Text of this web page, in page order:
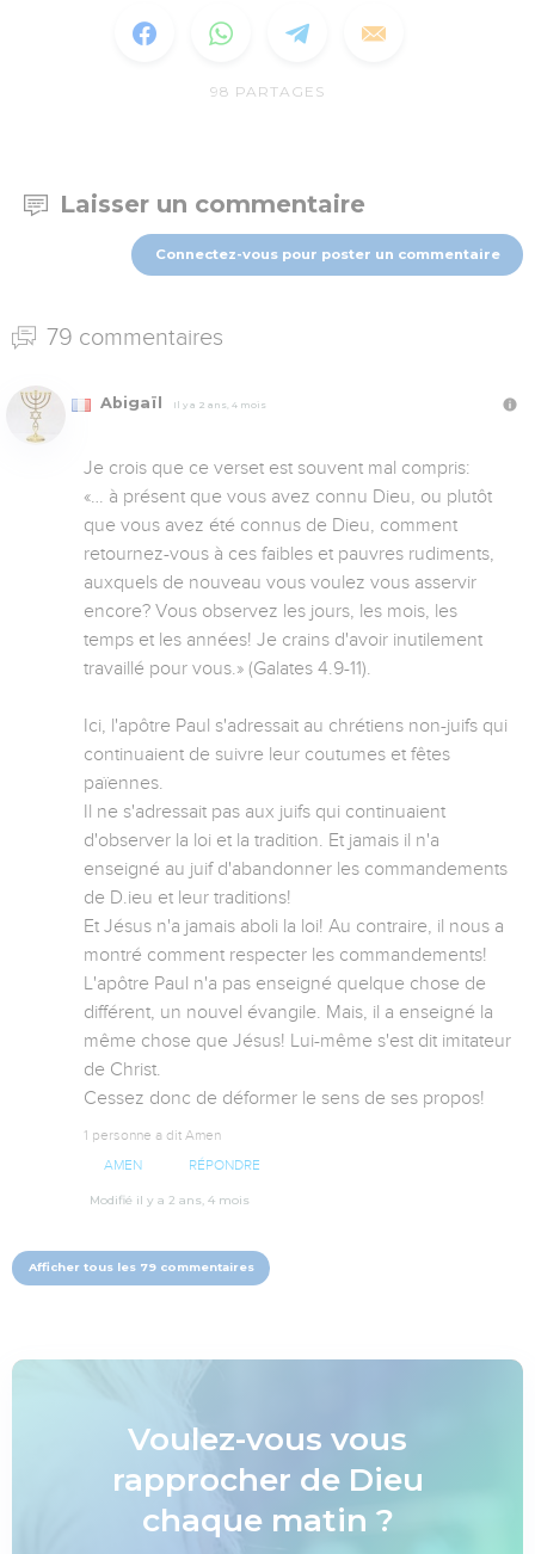
98 PARTAGES
Laisser un commentaire
Connectez-vous pour poster un commentaire
79 commentaires
Abigaïl Il y a 2 ans, 4 mois
Je crois que ce verset est souvent mal compris:
«… à présent que vous avez connu Dieu, ou plutôt
que vous avez été connus de Dieu, comment
retournez-vous à ces faibles et pauvres rudiments,
auxquels de nouveau vous voulez vous asservir
encore? Vous observez les jours, les mois, les
temps et les années! Je crains d'avoir inutilement
travaillé pour vous.» (Galates 4.9-11).
Ici, l'apôtre Paul s'adressait au chrétiens non-juifs qui
continuaient de suivre leur coutumes et fêtes
païennes.
Il ne s'adressait pas aux juifs qui continuaient
d'observer la loi et la tradition. Et jamais il n'a
enseigné au juif d'abandonner les commandements
de D.ieu et leur traditions!
Et Jésus n'a jamais aboli la loi! Au contraire, il nous a
montré comment respecter les commandements!
L'apôtre Paul n'a pas enseigné quelque chose de
différent, un nouvel évangile. Mais, il a enseigné la
même chose que Jésus! Lui-même s'est dit imitateur
de Christ.
Cessez donc de déformer le sens de ses propos!
1 personne a dit Amen
AMEN RÉPONDRE
Modifié il y a 2 ans, 4 mois
Afficher tous les 79 commentaires
Voulez-vous vous
rapprocher de Dieu
chaque matin ?